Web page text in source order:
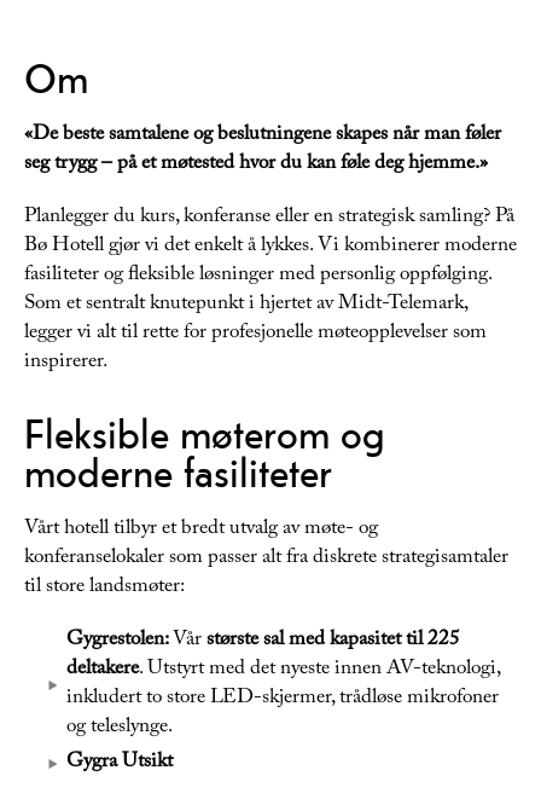
Om
«De beste samtalene og beslutningene skapes når man føler
seg trygg – på et møtested hvor du kan føle deg hjemme.»
Planlegger du kurs, konferanse eller en strategisk samling? På
Bø Hotell gjør vi det enkelt å lykkes. Vi kombinerer moderne
fasiliteter og fleksible løsninger med personlig oppfølging.
Som et sentralt knutepunkt i hjertet av Midt-Telemark,
legger vi alt til rette for profesjonelle møteopplevelser som
inspirerer.
Fleksible møterom og
moderne fasiliteter
Vårt hotell tilbyr et bredt utvalg av møte- og
konferanselokaler som passer alt fra diskrete strategisamtaler
til store landsmøter:
Gygrestolen:Vårstørste sal med kapasitet til 225
deltakere. Utstyrt med det nyeste innen AV-teknologi,
inkludert to store LED-skjermer, trådløse mikrofoner
og teleslynge.
Gygra Utsikt